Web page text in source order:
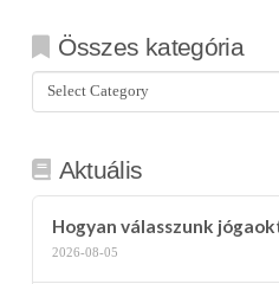
Összes kategória
Összes
kategória
Aktuális
Hogyan válasszunk
2026-08-05